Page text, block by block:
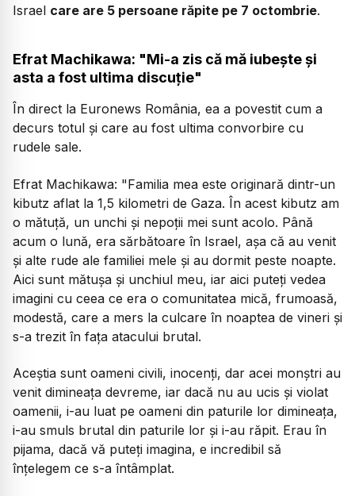
Israel care are 5 persoane răpite pe 7 octombrie.
Efrat Machikawa: "Mi-a zis că mă iubește și
asta a fost ultima discuție"
În direct la Euronews România, ea a povestit cum a
decurs totul și care au fost ultima convorbire cu
rudele sale.
Efrat Machikawa: "Familia mea este originară dintr-un
kibutz aflat la 1,5 kilometri de Gaza. În acest kibutz am
o mătuță, un unchi și nepoții mei sunt acolo. Până
acum o lună, era sărbătoare în Israel, așa că au venit
și alte rude ale familiei mele și au dormit peste noapte.
Aici sunt mătușa și unchiul meu, iar aici puteți vedea
imagini cu ceea ce era o comunitatea mică, frumoasă,
modestă, care a mers la culcare în noaptea de vineri și
s-a trezit în fața atacului brutal.
Aceștia sunt oameni civili, inocenți, dar acei monștri au
venit dimineața devreme, iar dacă nu au ucis și violat
oamenii, i-au luat pe oameni din paturile lor dimineața,
i-au smuls brutal din paturile lor și i-au răpit. Erau în
pijama, dacă vă puteți imagina, e incredibil să
înțelegem ce s-a întâmplat.